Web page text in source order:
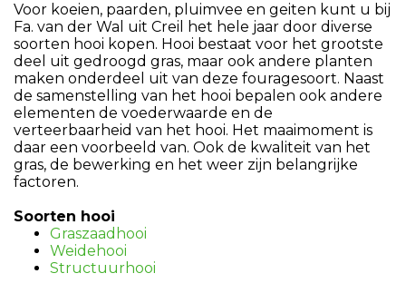
Voor koeien, paarden, pluimvee en geiten kunt u bij
Fa. van der Wal uit Creil het hele jaar door diverse
soorten hooi kopen. Hooi bestaat voor het grootste
deel uit gedroogd gras, maar ook andere planten
maken onderdeel uit van deze fouragesoort. Naast
de samenstelling van het hooi bepalen ook andere
elementen de voederwaarde en de
verteerbaarheid van het hooi. Het maaimoment is
daar een voorbeeld van. Ook de kwaliteit van het
gras, de bewerking en het weer zijn belangrijke
factoren.
Soorten hooi
Graszaadhooi
Weidehooi
Structuurhooi